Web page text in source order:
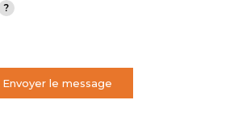
Envoyer le message